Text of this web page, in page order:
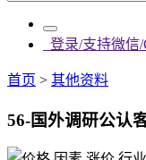
登录/支持微信
首页 > 其他资料
56-国外调研公认